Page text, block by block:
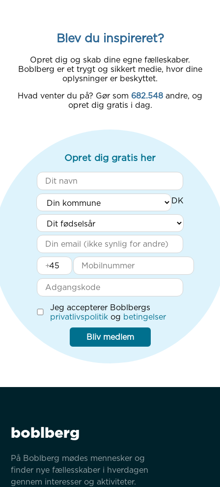
Blev du inspireret?
Opret dig og skab dine egne fælleskaber.
Boblberg er et trygt og sikkert medie, hvor dine
oplysninger er beskyttet.
Hvad venter du på? Gør som 682.548 andre, og
opret dig gratis i dag.
Opret dig gratis her
+
Jeg accepterer Boblbergs
privatlivspolitik og betingelser
Bliv medlem
boblberg
På Boblberg mødes mennesker og
finder nye fællesskaber i hverdagen
gennem interesser og aktiviteter.